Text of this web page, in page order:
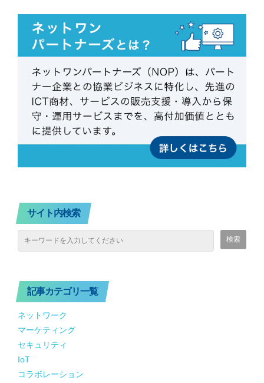
サイト内検索
記事カテゴリ一覧
ネットワーク
マーケティング
セキュリティ
IoT
コラボレーション